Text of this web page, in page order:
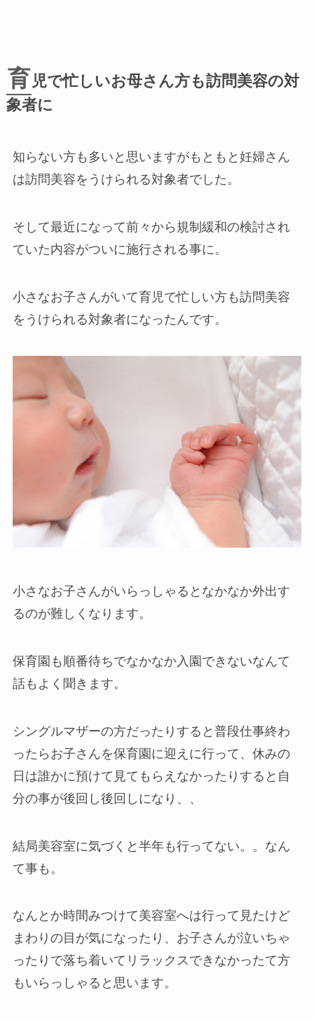
育 児で忙しいお母さん方も訪問美容の対
象者に
知らない方も多いと思いますがもともと妊婦さん
は訪問美容をうけられる対象者でした。
そして最近になって前々から規制緩和の検討され
ていた内容がついに施行される事に。
小さなお子さんがいて育児で忙しい方も訪問美容
をうけられる対象者になったんです。
小さなお子さんがいらっしゃるとなかなか外出す
るのが難しくなります。
保育園も順番待ちでなかなか入園できないなんて
話もよく聞きます。
シングルマザーの方だったりすると普段仕事終わ
ったらお子さんを保育園に迎えに行って、休みの
日は誰かに預けて見てもらえなかったりすると自
分の事が後回し後回しになり、、
結局美容室に気づくと半年も行ってない。。なん
て事も。
なんとか時間みつけて美容室へは行って見たけど
まわりの目が気になったり、お子さんが泣いちゃ
ったりで落ち着いてリラックスできなかったて方
もいらっしゃると思います。